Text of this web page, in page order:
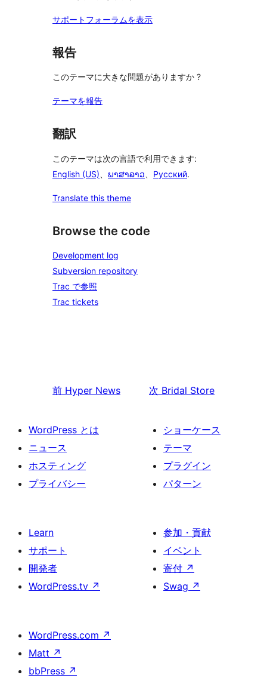
サポートフォーラムを表示
報告
このテーマに大きな問題がありますか ?
テーマを報告
翻訳
このテーマは次の言語で利用できます:
English (US)
ພາສາລາວ Русский.
Translate this theme
Browse the code
Development log
Subversion repository
Trac で参照
Trac tickets
前 Hyper News 次 Bridal Store
WordPress とは
ニュース
ホスティング
プライバシー
ショーケース
テーマ
プラグイン
パターン
Learn
サポート
開発者
WordPress.tv ↗
参加・貢献
イベント
寄付 ↗
Swag ↗
WordPress.com ↗
Matt ↗
bbPress ↗